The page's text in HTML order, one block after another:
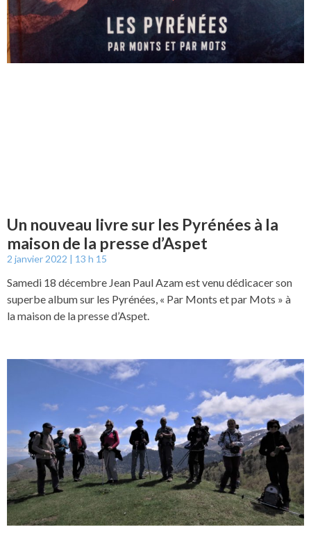
Un nouveau livre sur les Pyrénées à la
maison de la presse d’Aspet
2 janvier 2022 13 h 15
Samedi 18 décembre Jean Paul Azam est venu dédicacer son
superbe album sur les Pyrénées, « Par Monts et par Mots » à
la maison de la presse d’Aspet.